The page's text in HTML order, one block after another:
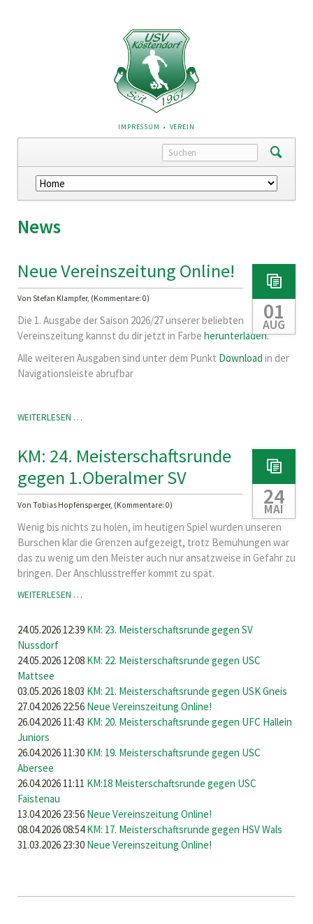
NAVIGATION
ÜBERSPRINGEN
IMPRESSUM VEREIN
Navigation
überspringen
News
Neue Vereinszeitung Online!
01
AUG
Von Stefan Klampfer, (Kommentare: 0)
Die 1. Ausgabe der Saison 2026/27 unserer beliebten
Vereinszeitung kannst du dir jetzt in Farbe herunterladen.
Alle weiteren Ausgaben sind unter dem Punkt Download in der
Navigationsleiste abrufbar
WEITERLESEN …NEUE
KM: 24. Meisterschaftsrunde
gegen 1.Oberalmer SV
24
MAI
Von Tobias Hopfensperger, (Kommentare: 0)
Wenig bis nichts zu holen, im heutigen Spiel wurden unseren
Burschen klar die Grenzen aufgezeigt, trotz Bemühungen war
das zu wenig um den Meister auch nur ansatzweise in Gefahr zu
bringen. Der Anschlusstreffer kommt zu spät.
WEITERLESEN …KM:
GEGEN
SV
24.05.2026 12:39 KM: 23. Meisterschaftsrunde gegen SV
Nussdorf
24.05.2026 12:08 KM: 22. Meisterschaftsrunde gegen USC
Mattsee
03.05.2026 18:03 KM: 21. Meisterschaftsrunde gegen USK Gneis
27.04.2026 22:56 Neue Vereinszeitung Online!
26.04.2026 11:43 KM: 20. Meisterschaftsrunde gegen UFC Hallein
Juniors
26.04.2026 11:30 KM: 19. Meisterschaftsrunde gegen USC
Abersee
26.04.2026 11:11 KM:18 Meisterschaftsrunde gegen USC
Faistenau
13.04.2026 23:56 Neue Vereinszeitung Online!
08.04.2026 08:54 KM: 17. Meisterschaftsrunde gegen HSV Wals
31.03.2026 23:30 Neue Vereinszeitung Online!